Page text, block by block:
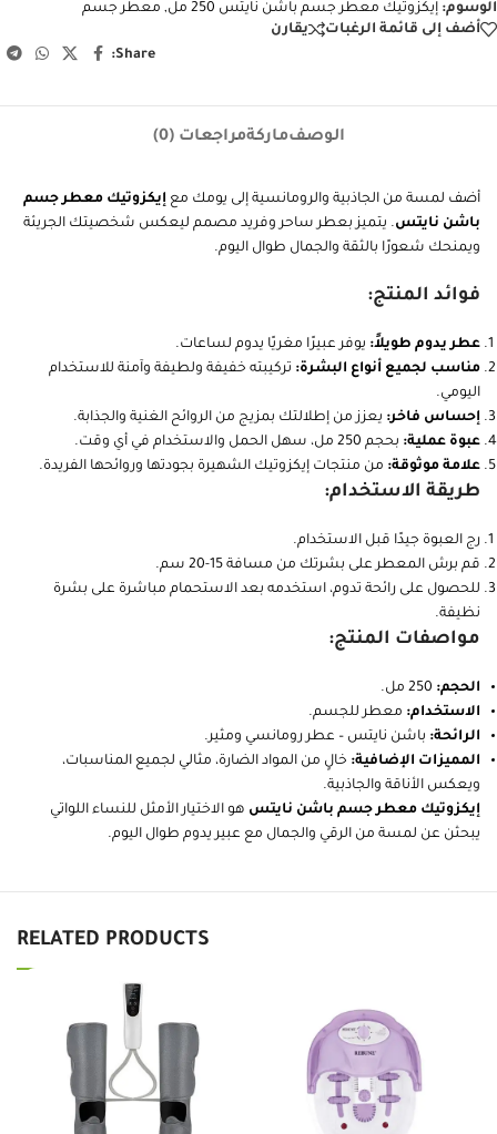
الوسوم: إيكزوتيك معطر جسم باشن نايتس 250 مل , معطر جسم
أضف إلى قائمة الرغبات
يقارن
Share:
الوصفماركةمراجعات (0)
أضف لمسة من الجاذبية والرومانسية إلى يومك مع إيكزوتيك معطر جسم
باشن نايتس. يتميز بعطر ساحر وفريد مصمم ليعكس شخصيتك الجريئة
ويمنحك شعورًا بالثقة والجمال طوال اليوم.
فوائد المنتج:
عطر يدوم طويلاً: يوفر عبيرًا مغريًا يدوم لساعات.
مناسب لجميع أنواع البشرة: تركيبته خفيفة ولطيفة وآمنة للاستخدام
اليومي.
إحساس فاخر: يعزز من إطلالتك بمزيج من الروائح الغنية والجذابة.
عبوة عملية: بحجم 250 مل، سهل الحمل والاستخدام في أي وقت.
علامة موثوقة: من منتجات إيكزوتيك الشهيرة بجودتها وروائحها الفريدة.
طريقة الاستخدام:
رج العبوة جيدًا قبل الاستخدام.
قم برش المعطر على بشرتك من مسافة 15-20 سم.
للحصول على رائحة تدوم، استخدمه بعد الاستحمام مباشرة على بشرة
نظيفة.
مواصفات المنتج:
الحجم:
الاستخدام: معطر للجسم.
الرائحة: باشن نايتس – عطر رومانسي ومثير.
المميزات الإضافية: خالٍ من المواد الضارة، مثالي لجميع المناسبات،
ويعكس الأناقة والجاذبية.
إيكزوتيك معطر جسم باشن نايتس هو الاختيار الأمثل للنساء اللواتي
يبحثن عن لمسة من الرقي والجمال مع عبير يدوم طوال اليوم.
RELATED PRODUCTS